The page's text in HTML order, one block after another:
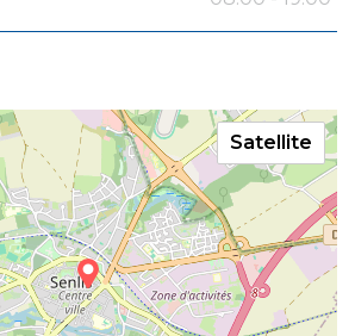
Satellite